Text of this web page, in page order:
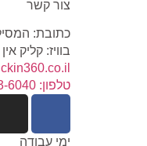
צור קשר
כתובת: המסילה 20
בוויז: קליק
טלפון: 072-393-6040
ימי עבודה